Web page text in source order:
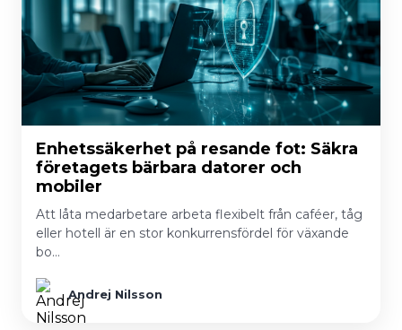
Enhetssäkerhet på resande fot: Säkra
företagets bärbara datorer och
mobiler
Att låta medarbetare arbeta flexibelt från caféer, tåg
eller hotell är en stor konkurrensfördel för växande
bo…
Andrej Nilsson